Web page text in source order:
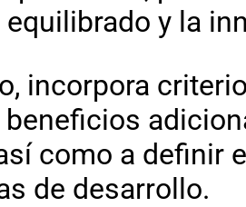
y la
incorpora
como a definir
de desarrollo.